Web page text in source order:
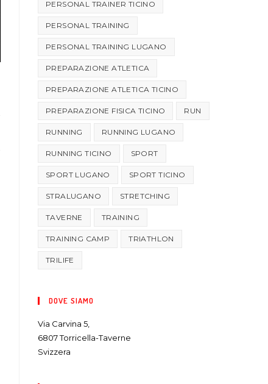
PERSONAL TRAINER TICINO
PERSONAL TRAINING
PERSONAL TRAINING LUGANO
PREPARAZIONE ATLETICA
PREPARAZIONE ATLETICA TICINO
PREPARAZIONE FISICA TICINO RUN
RUNNING RUNNING LUGANO
RUNNING TICINO SPORT
SPORT LUGANO SPORT TICINO
STRALUGANO STRETCHING
TAVERNE TRAINING
TRAINING CAMP TRIATHLON
TRILIFE
DOVE SIAMO
Via Carvina 5,
6807 Torricella-Taverne
Svizzera